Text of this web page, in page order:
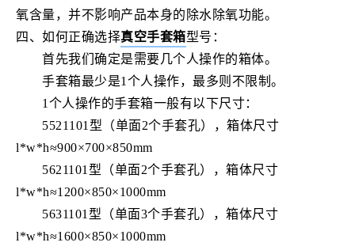
氧含量，并不影响产品本身的除水除氧功能。
四、如何正确选择真空手套箱型号：
首先我们确定是需要几个人操作的箱体。
手套箱最少是1个人操作，最多则不限制。
1个人操作的手套箱一般有以下尺寸：
5521101型（单面2个手套孔），箱体尺寸
l*w*h≈900×700×850mm
5621101型（单面2个手套孔），箱体尺寸
l*w*h≈1200×850×1000mm
5631101型（单面3个手套孔），箱体尺寸
l*w*h≈1600×850×1000mm